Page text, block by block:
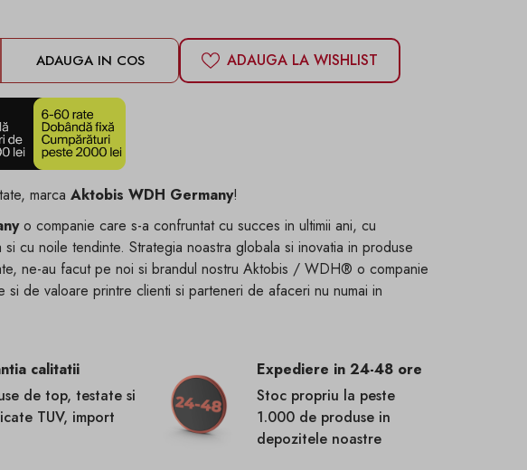
ADAUGA IN COS ADAUGA LA WISHLIST
marcaAktobis WDH Germany!
o companie care s-a confruntat cu succes in ultimii ani, cu
si cu noile tendinte. Strategia noastra globala si inovatia in produse
ne-au facut pe noi si brandul nostruAktobis / WDH® o companie
si de valoare printre clienti si parteneri de afaceri nu numai in
calitatii
de top, testate si
TUV, import
Expediere in 24-48 ore
Stoc propriu la peste
1.000 de produse in
depozitele noastre